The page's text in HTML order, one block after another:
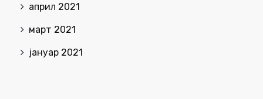
април 2021
март 2021
јануар 2021